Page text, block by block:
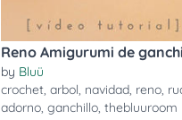
Reno Amigurumi de
by Bluü
crochet,arbol, navidad, reno,
adorno,ganchillo,thebluuroom